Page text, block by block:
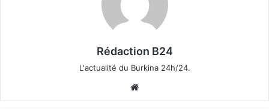
Rédaction B24
L'actualité du Burkina 24h/24.
bsi